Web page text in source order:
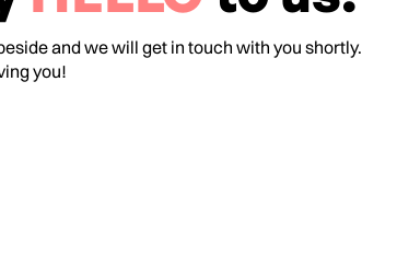
and we will get in touch with you shortly.
you!